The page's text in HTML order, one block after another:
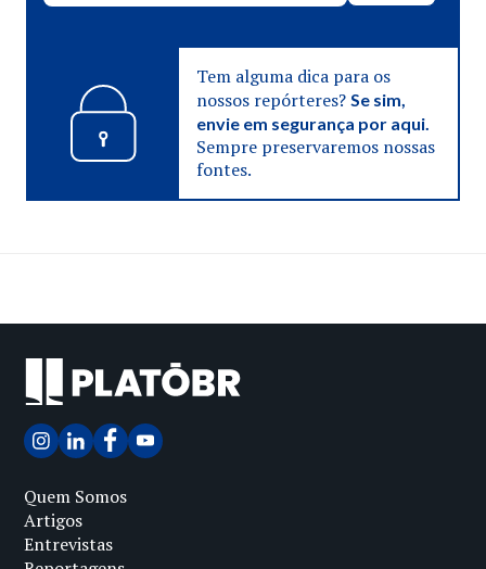
Tem alguma dica para os
nossos repórteres? Se sim,
envie em segurança por aqui.
Sempre preservaremos nossas
fontes.
Quem Somos
Artigos
Entrevistas